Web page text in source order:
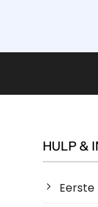
HULP &